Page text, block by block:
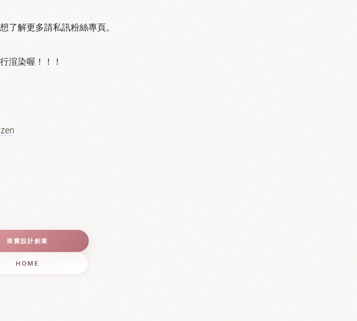
了解更多請私訊粉絲專頁。
渲染喔！！！
珠寶設計創業
HOME